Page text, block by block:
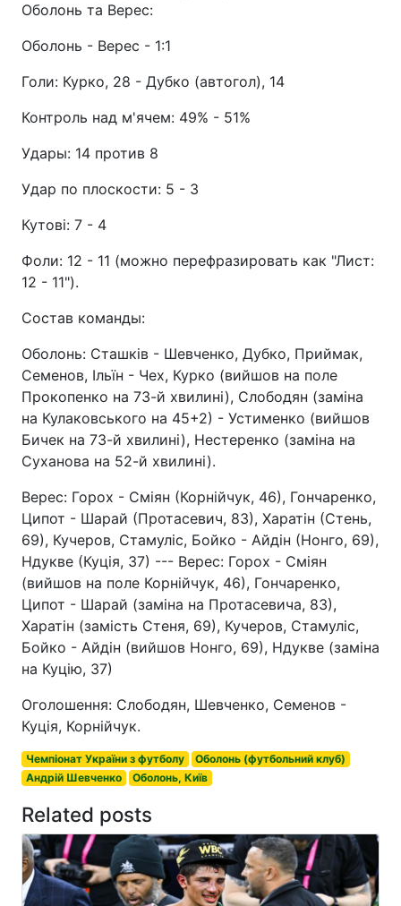
Оболонь та Верес:
Оболонь - Верес - 1:1
Голи: Курко, 28 - Дубко (автогол), 14
Контроль над м'ячем: 49% - 51%
Удары: 14 против 8
Удар по плоскости: 5 - 3
Кутові: 7 - 4
Фоли: 12 - 11 (можно перефразировать как "Лист:
12 - 11").
Состав команды:
Оболонь: Сташків - Шевченко, Дубко, Приймак,
Семенов, Ільїн - Чех, Курко (вийшов на поле
Прокопенко на 73-й хвилині), Слободян (заміна
на Кулаковського на 45+2) - Устименко (вийшов
Бичек на 73-й хвилині), Нестеренко (заміна на
Суханова на 52-й хвилині).
Верес: Горох - Сміян (Корнійчук, 46), Гончаренко,
Ципот - Шарай (Протасевич, 83), Харатін (Стень,
69), Кучеров, Стамуліс, Бойко - Айдін (Нонго, 69),
Ндукве (Куція, 37) --- Верес: Горох - Сміян
(вийшов на поле Корнійчук, 46), Гончаренко,
Ципот - Шарай (заміна на Протасевича, 83),
Харатін (замість Стеня, 69), Кучеров, Стамуліс,
Бойко - Айдін (вийшов Нонго, 69), Ндукве (заміна
на Куцію, 37)
Оголошення: Слободян, Шевченко, Семенов -
Куція, Корнійчук.
Чемпіонат України з футболу
Оболонь (футбольний клуб)
Андрій Шевченко
Оболонь, Київ
Related posts